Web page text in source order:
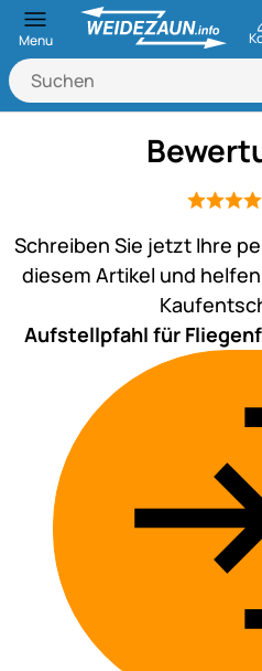
Menu
5
Schreiben Sie jetzt Ihre
diesem Artikel und
Aufstellpfahl für